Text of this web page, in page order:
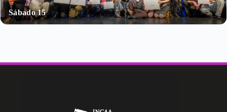
Sábado 15